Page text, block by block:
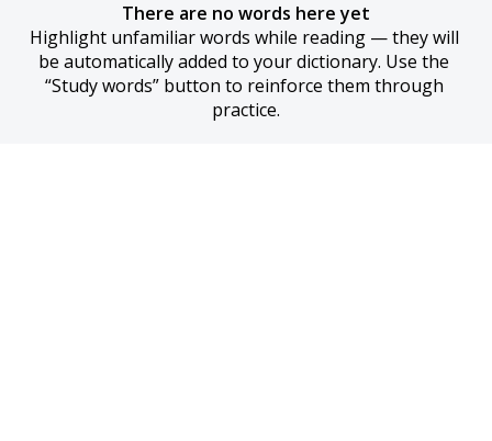
There are no words here yet
Highlight unfamiliar words while reading — they will
be automatically added to your dictionary. Use the
“Study words” button to reinforce them through
practice.